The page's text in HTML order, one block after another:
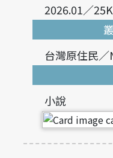
2026.01／
台灣原住民
小說